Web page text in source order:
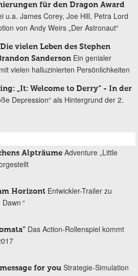
für den Dragon Award
u.a. James Corey, Joe Hill, Petra Lord
von Andy Weirs „Der Astronaut“
Die vielen Leben des Stephen
Sanderson Ein genialer
vielen halluzinierten Persönlichkeiten
„It: Welcome to Derry“ - In der
Depression“ als Hintergrund der 2.
Alpträume Adventure „Little
Horizont Entwickler-Trailer zu
“
Das Action-Rollenspiel kommt
for you Strategie-Simulation